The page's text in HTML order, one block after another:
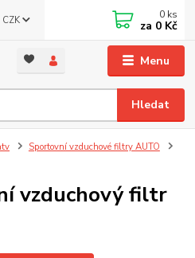
Menu
CZK
Hledat
0 ks
za 0 Kč
Sportovní vzduchové filtry AUTO
vzduchový filtr